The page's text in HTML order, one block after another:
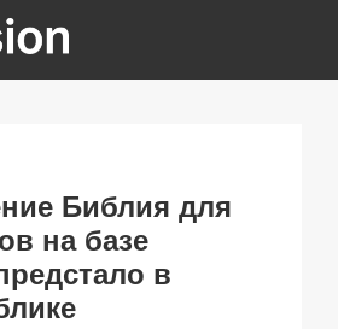
Библия для
на базе
в